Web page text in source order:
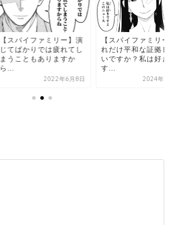
【スパイファミリー】演
じてばかりでは疲れてし
まうこともありますか
ら...
2022年6月8日
【スパイファミリー
れだけ平和な証拠じ
いですか？私は好き
す...
2024年8